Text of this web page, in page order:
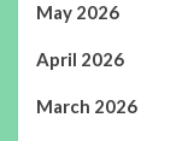
May 2026
April 2026
March 2026